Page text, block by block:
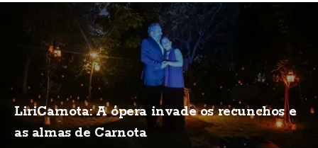
LiriCarnota: A ópera invade os recunchos e
as almas de Carnota